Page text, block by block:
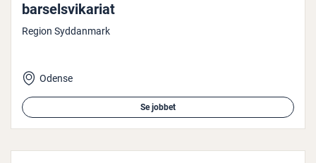
bar­selsvi­ka­ri­at
Region Syddanmark
Odense
Se jobbet